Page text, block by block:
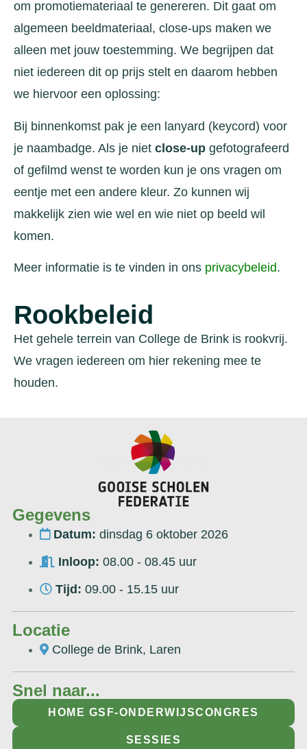
om promotiemateriaal te genereren. Dit gaat om
algemeen beeldmateriaal, close-ups maken we
alleen met jouw toestemming. We begrijpen dat
niet iedereen dit op prijs stelt en daarom hebben
we hiervoor een oplossing:
Bij binnenkomst pak je een lanyard (keycord) voor
je naambadge. Als je niet close-up gefotografeerd
of gefilmd wenst te worden kun je ons vragen om
eentje met een andere kleur. Zo kunnen wij
makkelijk zien wie wel en wie niet op beeld wil
komen.
Meer informatie is te vinden in ons privacybeleid.
Rookbeleid
Het gehele terrein van College de Brink is rookvrij.
We vragen iedereen om hier rekening mee te
houden.
Gegevens
Datum: dinsdag 6 oktober 2026
Inloop: 08.00 - 08.45 uur
Tijd: 09.00 - 15.15 uur
Locatie
College de Brink, Laren
Snel naar...
HOME GSF-ONDERWIJSCONGRES
SESSIES